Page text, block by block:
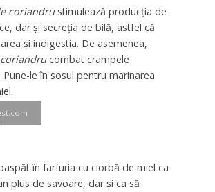
coriandrustimulează producţia de
dar şi secreţia de bilă, astfel că
şi indigestia. De asemenea,
combat crampele
le în sosul pentru marinarea
în farfuria cu ciorbă de miel ca
plus de savoare, dar şi ca să